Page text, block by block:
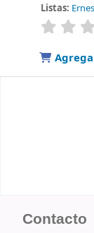
Listas:
valoración
Contacto